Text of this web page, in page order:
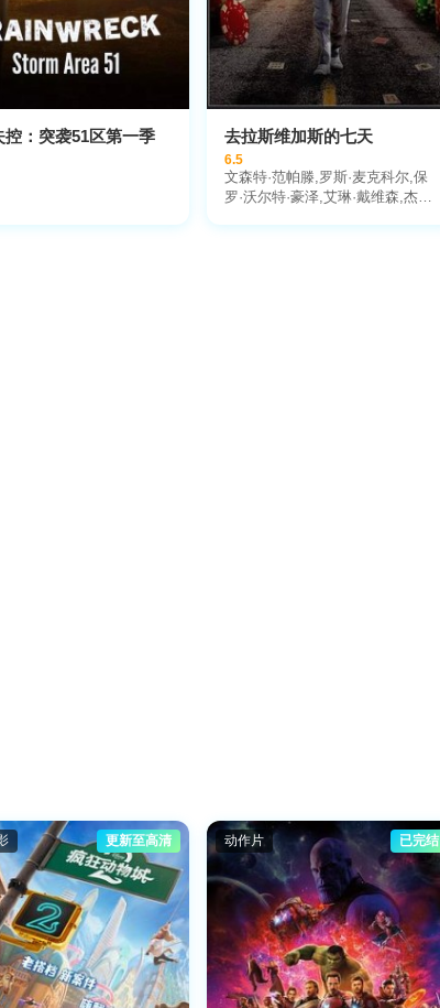
控：突袭51区第一季 去拉斯维加斯的七天
6.5
文森特·范帕滕,罗斯·麦克科尔,保
罗·沃尔特·豪泽,艾琳·戴维森,杰姆
更新至高清 动作片 已完结